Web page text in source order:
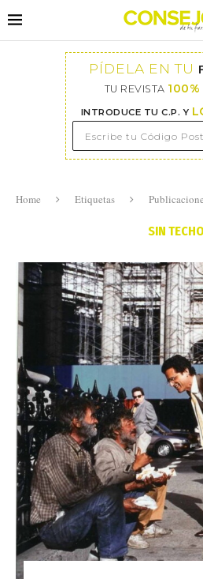
PÍDELA EN TU
TU REVISTA 100%
INTRODUCE TU C.P. Y
Home Etiquetas
SIN TECHO